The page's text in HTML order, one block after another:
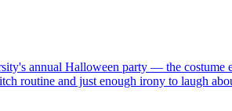
annual Halloween party — the
routine and just enough irony to laugh